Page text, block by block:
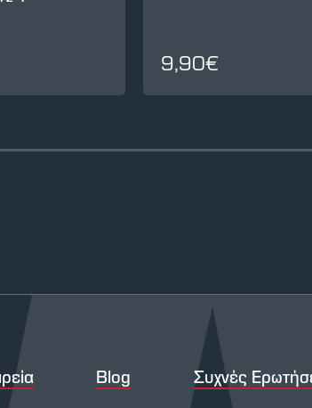
9,90€
Blog Συχνές